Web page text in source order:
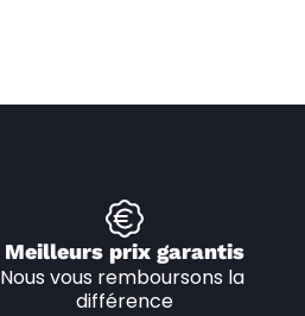
Meilleurs prix garantis
Nous vous remboursons la
différence